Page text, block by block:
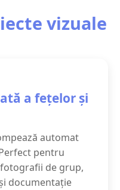
vizuale
a fețelor și
automat
pentru
de grup,
documentație